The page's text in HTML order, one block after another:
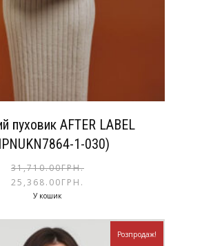
пуховик AFTER LABEL
1-030)
31,710.00ГРН.
25,368.00ГРН.
У кошик
Розпродаж!